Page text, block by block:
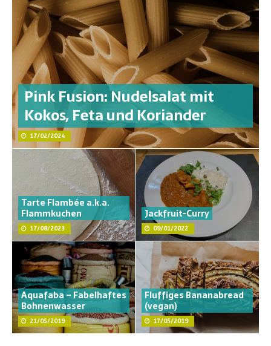
Pink Fusion: Nudelsalat mit
Kokos, Feta und Koriander
17/02/2024
Tarte Flambée a.k.a.
Flammkuchen
17/08/2023
Jackfruit-Curry
09/01/2022
Aquafaba – Fabelhaftes
Bohnenwasser
21/05/2019
Fluffiges Bananabread
(vegan)
17/05/2019